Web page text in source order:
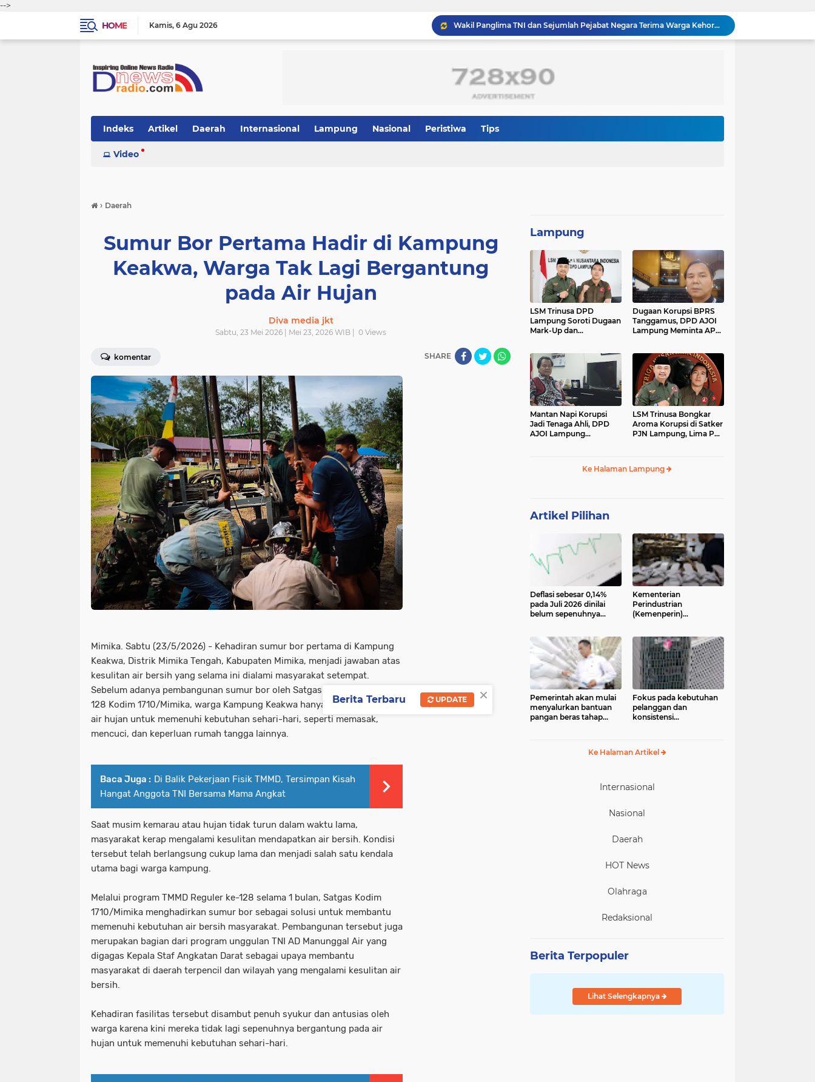
-->
HOME
Kamis 6 Agu 2026
Panglima TNI Dampingi Menko Polkam Sampaikan Imbauan Jaga Kondusivitas Bangsa*
Panglima TNI dan Menhan RI Yakinkan Kesiapan Interoperabilitas TNI
PT MRT menginvestasikan anggaran sebesar Rp300 miliar lebih untuk membangun pedestrian deck Dukuh Atas yang akan menjadi ikon baru
Indeks Artikel Daerah Internasional Lampung Nasional Peristiwa Tips
Video
› Daerah
Sumur Bor Pertama Hadir di Kampung
Keakwa, Warga Tak Lagi Bergantung
pada Air Hujan
Diva media jkt
Sabtu, 23 Mei 2026 | Mei 23, 2026 WIB | 0 Views
komentar SHARE
Mimika. Sabtu (23/5/2026) - Kehadiran sumur bor pertama di Kampung
Keakwa, Distrik Mimika Tengah, Kabupaten Mimika, menjadi jawaban atas
kesulitan air bersih yang selama ini dialami masyarakat setempat.
Sebelum adanya pembangunan sumur bor oleh Satgas TMMD Reguler ke-
128 Kodim 1710/Mimika, warga Kampung Keakwa hanya mengandalkan
air hujan untuk memenuhi kebutuhan sehari-hari, seperti memasak,
mencuci, dan keperluan rumah tangga lainnya.
Baca Juga : Di Balik Pekerjaan Fisik TMMD, Tersimpan Kisah
Hangat Anggota TNI Bersama Mama Angkat
Saat musim kemarau atau hujan tidak turun dalam waktu lama,
masyarakat kerap mengalami kesulitan mendapatkan air bersih. Kondisi
tersebut telah berlangsung cukup lama dan menjadi salah satu kendala
utama bagi warga kampung.
Melalui program TMMD Reguler ke-128 selama 1 bulan, Satgas Kodim
1710/Mimika menghadirkan sumur bor sebagai solusi untuk membantu
memenuhi kebutuhan air bersih masyarakat. Pembangunan tersebut juga
merupakan bagian dari program unggulan TNI AD Manunggal Air yang
digagas Kepala Staf Angkatan Darat sebagai upaya membantu
masyarakat di daerah terpencil dan wilayah yang mengalami kesulitan air
bersih.
Kehadiran fasilitas tersebut disambut penuh syukur dan antusias oleh
warga karena kini mereka tidak lagi sepenuhnya bergantung pada air
hujan untuk memenuhi kebutuhan sehari-hari.
Lampung
LSM Trinusa DPD
Lampung Soroti Dugaan
Mark-Up dan
PKPCK
Dugaan Korupsi BPRS
Tanggamus, DPD AJOI
Lampung Meminta APH
Mantan Napi Korupsi
Jadi Tenaga Ahli, DPD
AJOI Lampung
LSM Trinusa Bongkar
Aroma Korupsi di Satker
PJN Lampung, Lima Pos
Ke Halaman Lampung
Artikel Pilihan
Deflasi sebesar 0,14%
pada Juli 2026 dinilai
belum sepenuhnya
Pengamat ekonomi
Center of Reform on
Economics (Core)
Indonesia
Kementerian
Perindustrian
(Kemenperin)
(IKM), khususnya sektor
pakaian jadi, alas kaki,
dan alat olahraga,
memiliki peran strategis
dalam memperkuat
perekonomian nasional
Pemerintah akan mulai
menyalurkan bantuan
pangan beras tahap
pangan pemerintah
33.244.408 penerima
Fokus pada kebutuhan
pelanggan dan
konsistensi
Ke Halaman Artikel
Internasional
Nasional
Daerah
HOT News
Olahraga
Redaksional
Berita Terpopuler
Lihat Selengkapnya
×
Berita Terbaru UPDATE